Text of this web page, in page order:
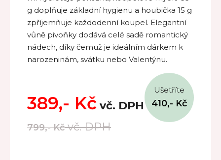
g doplňuje základní hygienu a houbička 15 g
zpříjemňuje každodenní koupel. Elegantní
vůně pivoňky dodává celé sadě romantický
nádech, díky čemuž je ideálním dárkem k
narozeninám, svátku nebo Valentýnu.
389,- Kč vč. DPH
799,-Kčvč. DPH
Ušetříte
410,- Kč